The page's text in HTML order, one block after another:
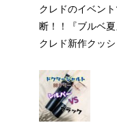
クレドのイベン
断！！『ブルベ
クレド新作クッ